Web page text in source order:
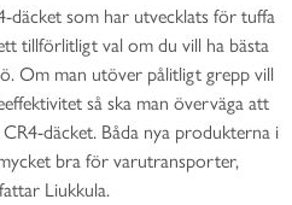
däcket som har utvecklats för tuffa
tillförlitligt val om du vill ha bästa
Om man utöver pålitligt grepp vill
så ska man överväga att
däcket. Båda nya produkterna i
bra för varutransporter,
Liukkula.